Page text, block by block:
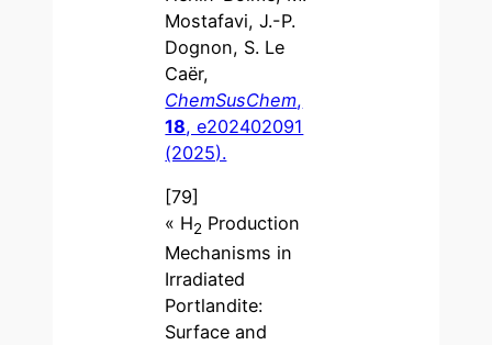
Mostafavi, J.-P.
Dognon, S. Le
Caër,
ChemSusChem,
18, e202402091
(2025).
[79]
« H2 Production
Mechanisms in
Irradiated
Portlandite:
Surface and